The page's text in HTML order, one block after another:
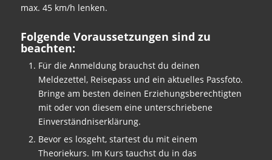
max. 45 km/h lenken.
Folgende Voraussetzungen sind zu
beachten:
Für die Anmeldung brauchst du deinen
Meldezettel, Reisepass und ein aktuelles Passfoto.
Bringe am besten deinen Erziehungsberechtigten
mit oder von diesem eine unterschriebene
Einverständniserklärung.
Bevor es losgeht, startest du mit einem
Theoriekurs. Im Kurs tauchst du in das